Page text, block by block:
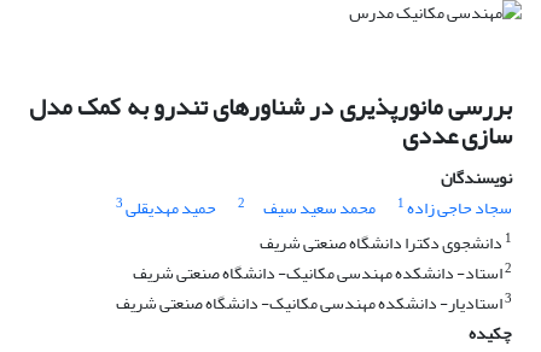
بررسی مانورپذیری در شناورهای تندرو به کمک مدل
سازی عددی
نویسندگان
سجاد حاجی زاده1 محمد سعید سیف 2 حمید مهدیقلی3
1 دانشجوی دکترا دانشگاه صنعتی شریف
2استاد- دانشکده مهندسی مکانیک- دانشگاه صنعتی شریف
3استادیار- دانشکده مهندسی مکانیک- دانشگاه صنعتی شریف
چکیده